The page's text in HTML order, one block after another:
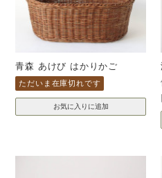
青森 あけび はかりかご
ただいま在庫切れです